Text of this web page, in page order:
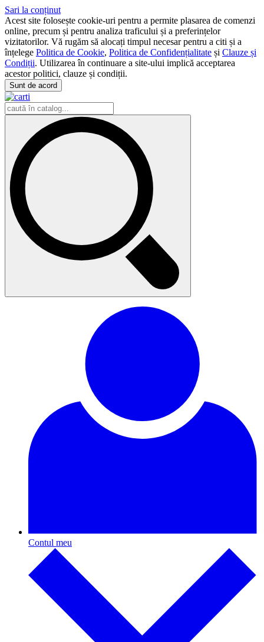
Sari la conținut
Acest site folosește cookie-uri pentru a permite plasarea de comenzi
online, precum și pentru analiza traficului și a preferințelor
vizitatorilor. Vă rugăm să alocați timpul necesar pentru a citi și a
înțelege Politica de Cookie, Politica de Confidențialitate și Clauze și
Condiții. Utilizarea în continuare a site-ului implică acceptarea
acestor politici, clauze și condiții.
Sunt de acord
Contul meu